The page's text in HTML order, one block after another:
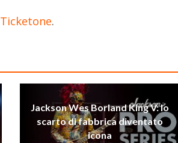
Ticketone.
Jackson Wes Borland King V: lo
scarto di fabbrica diventato
icona